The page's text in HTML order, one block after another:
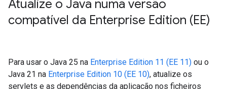
Atualize o Java numa versão
compatível da Enterprise Edition (EE)
Para usar o Java 25 na Enterprise Edition 11 (EE 11) ou o
Java 21 na Enterprise Edition 10 (EE 10), atualize os
servlets e as dependências da aplicação nos ficheiros